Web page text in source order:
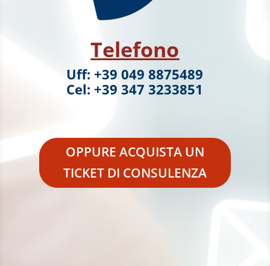
Telefono
Uff: +39 049 8875489
Cel: +39 347 3233851
OPPURE ACQUISTA UN
TICKET DI CONSULENZA